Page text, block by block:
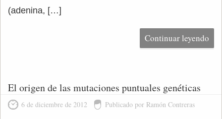
(adenina, […]
Continuar leyendo
El origen de las mutaciones puntuales genéticas
6 de diciembre de 2012 Publicado por Ramón Contreras